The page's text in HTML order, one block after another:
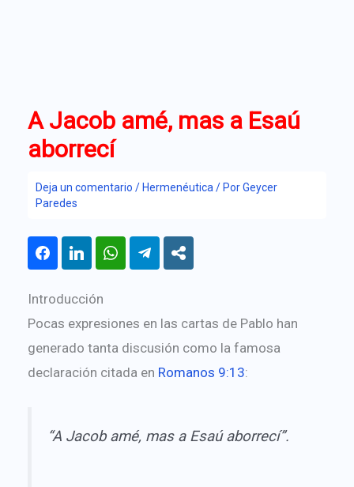
A Jacob amé, mas a Esaú
aborrecí
Deja un comentario /Hermenéutica / PorGeycer
Paredes
Introducción
Pocas expresiones en las cartas de Pablo han
generado tanta discusión como la famosa
declaración citada en Romanos 9:13:
“A Jacob amé, mas a Esaú aborrecí”.